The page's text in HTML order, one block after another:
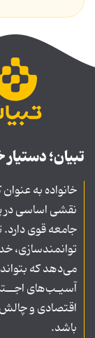
تبیان؛ دستیار
خانواده به
نقشی اساسی در
جامعه قوی
توانمندسازی،
می‌دهد که
آسیـب‌های
اقتصادی و
باشد.